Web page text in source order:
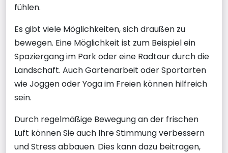
fühlen.
Es gibt viele Möglichkeiten, sich draußen zu
bewegen. Eine Möglichkeit ist zum Beispiel ein
Spaziergang im Park oder eine Radtour durch die
Landschaft. Auch Gartenarbeit oder Sportarten
wie Joggen oder Yoga im Freien können hilfreich
sein.
Durch regelmäßige Bewegung an der frischen
Luft können Sie auch Ihre Stimmung verbessern
und Stress abbauen. Dies kann dazu beitragen,